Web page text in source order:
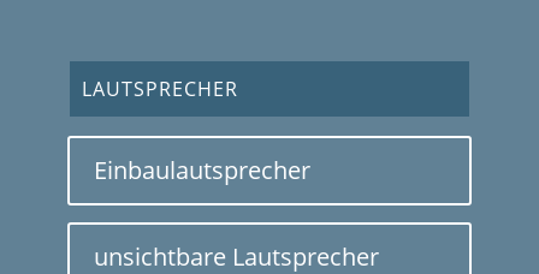
LAUTSPRECHER
Einbaulautsprecher
unsichtbare Lautsprecher